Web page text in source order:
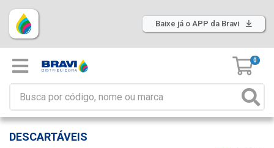
Baixe já o APP da Bravi
0
DESCARTÁVEIS